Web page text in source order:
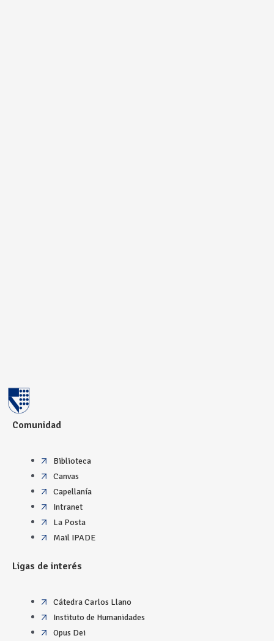
Comunidad
Biblioteca
Canvas
Capellanía
Intranet
La Posta
Mail IPADE
Ligas de interés
Cátedra Carlos Llano
Instituto de Humanidades
Opus Dei